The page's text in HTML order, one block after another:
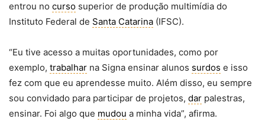
entrou no curso superior de produção multimídia do
Instituto Federal de Santa Catarina (IFSC).
“Eu tive acesso a muitas oportunidades, como por
exemplo, trabalhar na Signa ensinar alunos surdos e isso
fez com que eu aprendesse muito. Além disso, eu sempre
sou convidado para participar de projetos, dar palestras,
ensinar. Foi algo que mudou a minha vida”, afirma.